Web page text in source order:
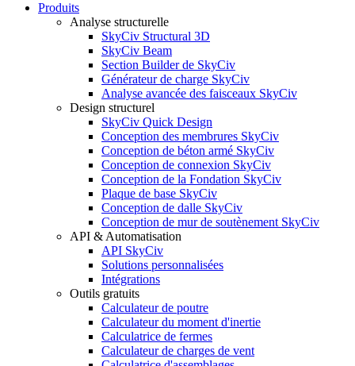
Produits
Analyse structurelle
SkyCiv Structural 3D
SkyCiv Beam
Section Builder de SkyCiv
Générateur de charge SkyCiv
Analyse avancée des faisceaux SkyCiv
Design structurel
SkyCiv Quick Design
Conception des membrures SkyCiv
Conception de béton armé SkyCiv
Conception de connexion SkyCiv
Conception de la Fondation SkyCiv
Plaque de base SkyCiv
Conception de dalle SkyCiv
Conception de mur de soutènement SkyCiv
API & Automatisation
API SkyCiv
Solutions personnalisées
Intégrations
Outils gratuits
Calculateur de poutre
Calculateur du moment d'inertie
Calculatrice de fermes
Calculateur de charges de vent